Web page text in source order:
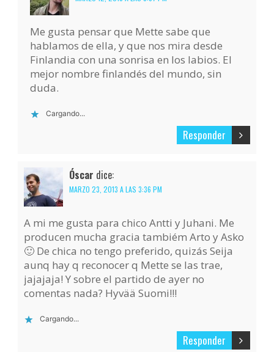
Me gusta pensar que Mette sabe que
hablamos de ella, y que nos mira desde
Finlandia con una sonrisa en los labios. El
mejor nombre finlandés del mundo, sin
duda.
Cargando...
Responder
Óscar dice:
MARZO 23, 2013 A LAS 3:36 PM
A mi me gusta para chico Antti y Juhani. Me
producen mucha gracia tambiém Arto y Asko
🙂 De chica no tengo preferido, quizás Seija
aunq hay q reconocer q Mette se las trae,
jajajaja! Y sobre el partido de ayer no
comentas nada? Hyvää Suomi!!!
Cargando...
Responder